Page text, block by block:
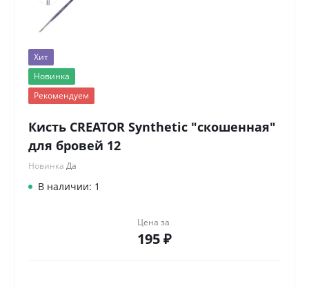
Хит
Новинка
Рекомендуем
Кисть CREATOR Synthetic "скошенная"
для бровей 12
Новинка Да
В наличии: 1
Цена за
195 ₽